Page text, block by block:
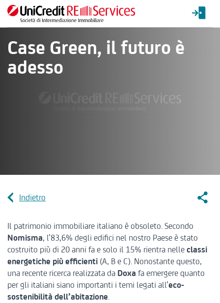
Case Green, il futuro è
adesso
Il patrimonio immobiliare italiano è obsoleto. Secondo
Nomisma, l’83,6% degli edifici nel nostro Paese è stato
costruito più di 20 anni fa e solo il 15% rientra nelle classi
energetiche più efficienti (A, B e C). Nonostante questo,
una recente ricerca realizzata da Doxa fa emergere quanto
per gli italiani siano importanti i temi legati all’eco-
sostenibilità dell’abitazione.